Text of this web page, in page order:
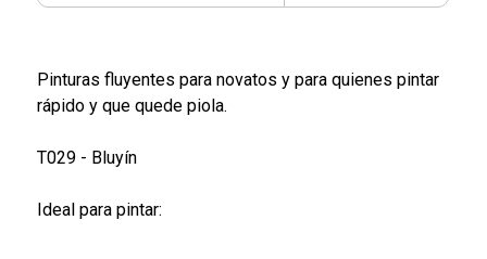
Pinturas fluyentes para novatos y para quienes pintar
rápido y que quede piola.
T029 - Bluyín
Ideal para pintar: